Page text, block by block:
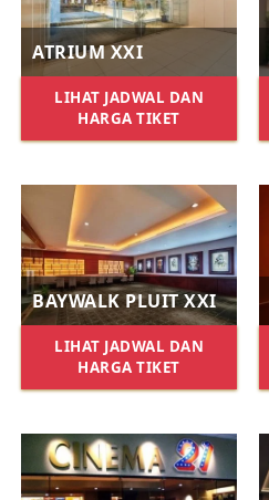
ATRIUM XXI
LIHAT JADWAL DAN
HARGA TIKET
BAYWALK PLUIT XXI
LIHAT JADWAL DAN
HARGA TIKET